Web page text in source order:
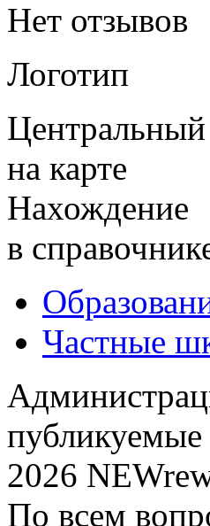
Нет отзывов
Логотип
на карте
Нахождение
в
Частные
публикуемые
2026
По всем